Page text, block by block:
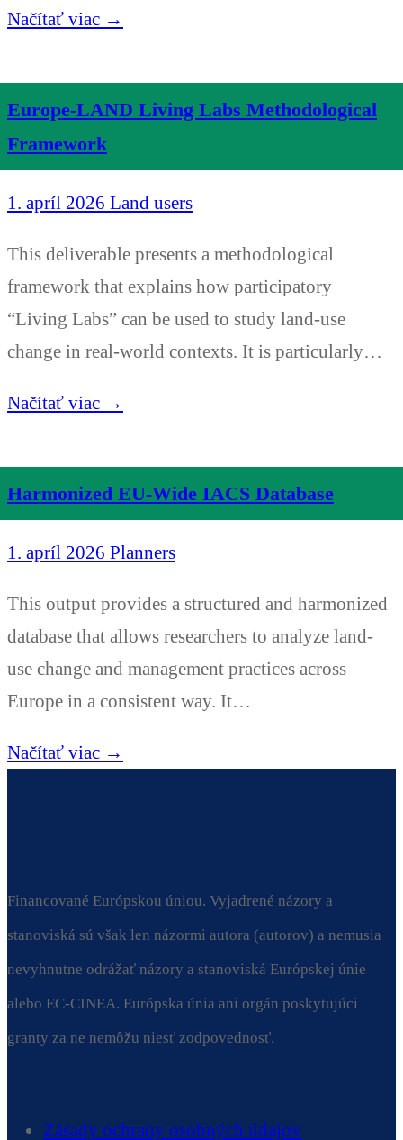
Načítať viac →
Europe-LAND Living Labs Methodological
Framework
1. apríl 2026 Land users
This deliverable presents a methodological
framework that explains how participatory
“Living Labs” can be used to study land-use
change in real-world contexts. It is particularly…
Načítať viac →
Harmonized EU-Wide IACS Database
1. apríl 2026 Planners
This output provides a structured and harmonized
database that allows researchers to analyze land-
use change and management practices across
Europe in a consistent way. It…
Načítať viac →
Financované Európskou úniou. Vyjadrené názory a
stanoviská sú však len názormi autora (autorov) a nemusia
nevyhnutne odrážať názory a stanoviská Európskej únie
alebo EC-CINEA. Európska únia ani orgán poskytujúci
granty za ne nemôžu niesť zodpovednosť.
Zásady ochrany osobných údajov